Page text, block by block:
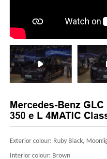
Mercedes-Benz
350 e L 4MATIC
Exterior colour: Ruby Black,
Interior colour: Brown